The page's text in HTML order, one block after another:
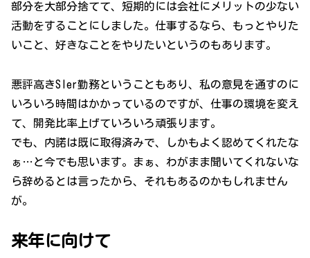
部分を大部分捨てて、短期的には会社にメリットの少ない
活動をすることにしました。仕事するなら、もっとやりた
いこと、好きなことをやりたいというのもあります。
悪評高きSIer勤務ということもあり、私の意見を通すのに
いろいろ時間はかかっているのですが、仕事の環境を変え
て、開発比率上げていろいろ頑張ります。
でも、内諾は既に取得済みで、しかもよく認めてくれたな
ぁ…と今でも思います。まぁ、わがまま聞いてくれないな
ら辞めるとは言ったから、それもあるのかもしれません
が。
来年に向けて